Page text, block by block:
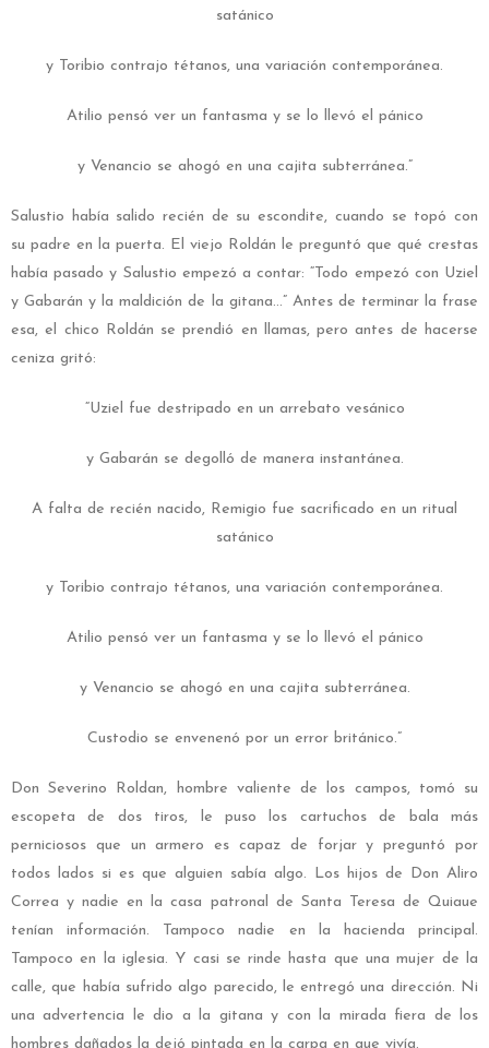
satánico
y Toribio contrajo tétanos, una variación contemporánea.
Atilio pensó ver un fantasma y se lo llevó el pánico
y Venancio se ahogó en una cajita subterránea.”
Salustio había salido recién de su escondite, cuando se topó con
su padre en la puerta. El viejo Roldán le preguntó que qué crestas
había pasado y Salustio empezó a contar: “Todo empezó con Uziel
y Gabarán y la maldición de la gitana…” Antes de terminar la frase
esa, el chico Roldán se prendió en llamas, pero antes de hacerse
ceniza gritó:
“Uziel fue destripado en un arrebato vesánico
y Gabarán se degolló de manera instantánea.
A falta de recién nacido, Remigio fue sacrificado en un ritual
satánico
y Toribio contrajo tétanos, una variación contemporánea.
Atilio pensó ver un fantasma y se lo llevó el pánico
y Venancio se ahogó en una cajita subterránea.
Custodio se envenenó por un error británico.”
Don Severino Roldan, hombre valiente de los campos, tomó su
escopeta de dos tiros, le puso los cartuchos de bala más
perniciosos que un armero es capaz de forjar y preguntó por
todos lados si es que alguien sabía algo. Los hijos de Don Aliro
Correa y nadie en la casa patronal de Santa Teresa de Quiaue
tenían información. Tampoco nadie en la hacienda principal.
Tampoco en la iglesia. Y casi se rinde hasta que una mujer de la
calle, que había sufrido algo parecido, le entregó una dirección. Ni
una advertencia le dio a la gitana y con la mirada fiera de los
hombres dañados la dejó pintada en la carpa en que vivía.